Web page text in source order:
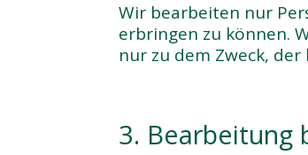
Wir bearbeiten nur
erbringen zu können.
nur zu dem Zweck,
3. Bearbeitung